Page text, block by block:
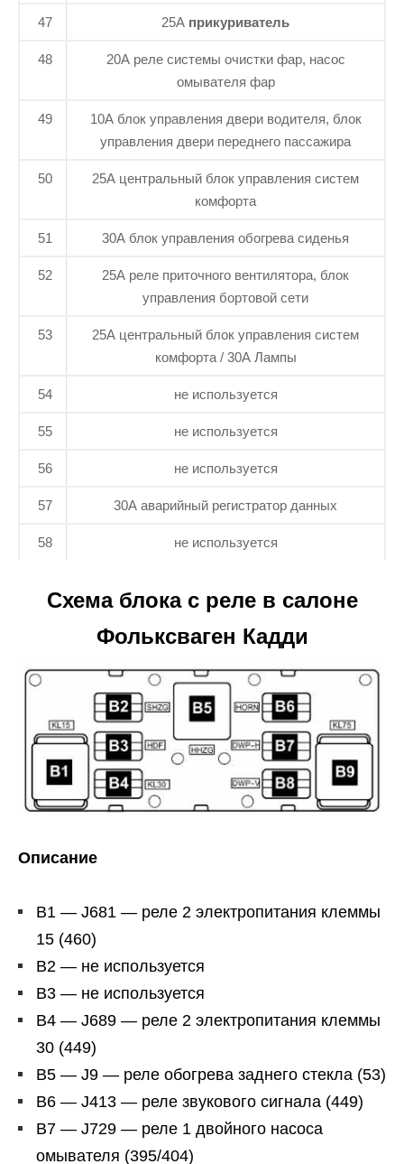
47 25А прикуриватель
48
20А реле системы очистки фар, насос
омывателя фар
49
10А блок управления двери водителя, блок
управления двери переднего пассажира
50
25А центральный блок управления систем
комфорта
51 30А блок управления обогрева сиденья
52
25А реле приточного вентилятора, блок
управления бортовой сети
53
25А центральный блок управления систем
комфорта / 30А Лампы
54 не используется
55 не используется
56 не используется
57 30А аварийный регистратор данных
58 не используется
Схема блока с реле в салоне
Фольксваген Кадди
Описание
B1 — J681 — реле 2 электропитания клеммы
15 (460)
B2 — не используется
B3 — не используется
B4 — J689 — реле 2 электропитания клеммы
30 (449)
B5 — J9 — реле обогрева заднего стекла (53)
B6 — J413 — реле звукового сигнала (449)
B7 — J729 — реле 1 двойного насоса
омывателя (395/404)